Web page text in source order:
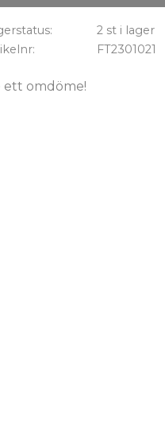
2 st i lager
FT2301021
ett omdöme!